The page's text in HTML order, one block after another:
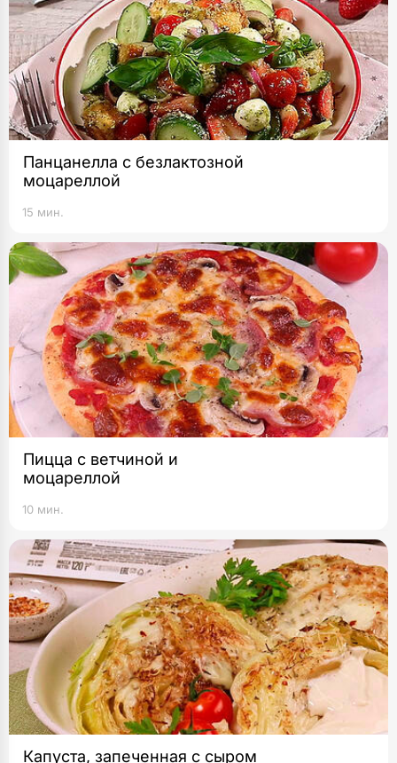
Панцанелла с безлактозной
моцареллой
15 мин.
Пицца с ветчиной и
моцареллой
10 мин.
Капуста, запеченная с сыром